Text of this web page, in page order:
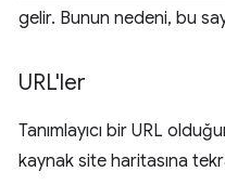
gelir. Bunun nedeni, bu
URL'ler
Tanımlayıcı bir URL
kaynak site haritasına